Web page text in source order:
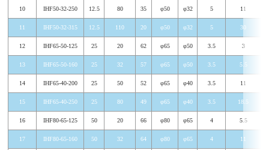
10 IHF50-32-250 12.5 80 35 φ50 φ32 5 11
11 IHF50-32-315 12.5 110 20 φ50 φ32 5 30
12 IHF65-50-125 25 20 62 φ65 φ50 3.5 3
13 IHF65-50-160 25 32 57 φ65 φ50 3.5 5.5
14 IHF65-40-200 25 50 52 φ65 φ40 3.5 11
15 IHF65-40-250 25 80 49 φ65 φ40 3.5 18.5
16 IHF80-65-125 50 20 66 φ80 φ65 4 5.5
17 IHF80-65-160 50 32 64 φ80 φ65 4 11